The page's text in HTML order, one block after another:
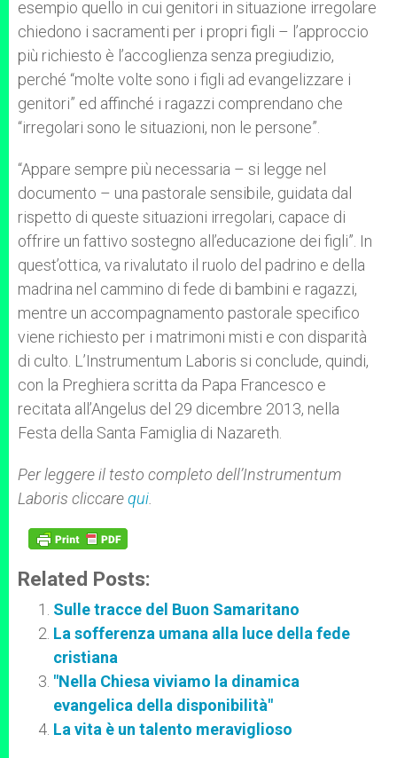
esempio quello in cui genitori in situazione irregolare
chiedono i sacramenti per i propri figli – l’approccio
più richiesto è l’accoglienza senza pregiudizio,
perché “molte volte sono i figli ad evangelizzare i
genitori” ed affinché i ragazzi comprendano che
“irregolari sono le situazioni, non le persone”.
“Appare sempre più necessaria – si legge nel
documento – una pastorale sensibile, guidata dal
rispetto di queste situazioni irregolari, capace di
offrire un fattivo sostegno all’educazione dei figli”. In
quest’ottica, va rivalutato il ruolo del padrino e della
madrina nel cammino di fede di bambini e ragazzi,
mentre un accompagnamento pastorale specifico
viene richiesto per i matrimoni misti e con disparità
di culto. L’Instrumentum Laboris si conclude, quindi,
con la Preghiera scritta da Papa Francesco e
recitata all’Angelus del 29 dicembre 2013, nella
Festa della Santa Famiglia di Nazareth.
Per leggere il testo completo dell’Instrumentum
Laboris cliccarequi
Related Posts:
Sulle tracce del Buon Samaritano
La sofferenza umana alla luce della fede
cristiana
"Nella Chiesa viviamo la dinamica
evangelica della disponibilità"
La vita è un talento meraviglioso